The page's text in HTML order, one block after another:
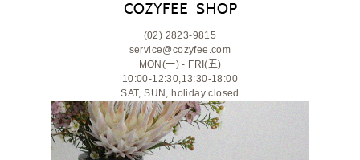
(02) 2823-9815
service@cozyfee.com
MON(一) - FRI(五)
10:00-12:30,13:30-18:00
SAT, SUN, holiday closed